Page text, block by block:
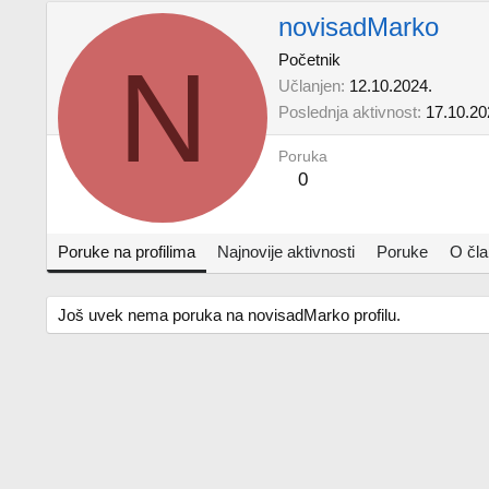
N
novisadMarko
Početnik
Učlanjen 12.10.2024.
Poslednja aktivnost
Poruka
0
Poruke na profilima Najnovije aktivnosti Poruke O
Još uvek nema poruka na novisadMarko profilu.